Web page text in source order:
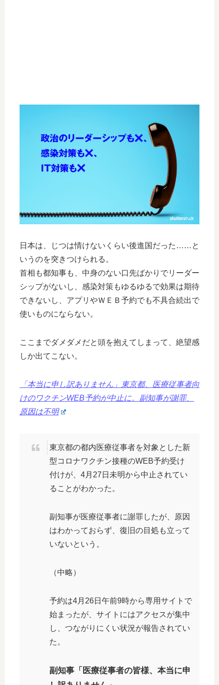
日本は、じつは情けないくらい後進国だった……と
いうのを突きつけられる。
首相も都知事も、中身のない口先ばかりでリーダー
シップがないし、感染対策もゆるゆるで効果は期待
できないし、アプリやＷＥＢ予約でも不具合続出で
使いものにならない。
ここまでダメダメだと頭を抱えてしまって、絶望感
しか出てこない。
「本当に申し訳ありません」東京都、医療従事者向
けのワクチンWEB予約が中止に。副知事が謝罪、
原因は不明
東京都の都内医療従事者を対象とした新
型コロナワクチン接種のWEB予約受け
付けが、4月27日未明から中止されてい
ることがわかった。
副知事が医療従事者に謝罪したが、原因
はわかっておらず、復旧の目処も立って
いないという。
（中略）
予約は4月26日午前9時から専用サイトで
始まったが、サイトにはアクセスが集中
し、つながりにくい状況が報告されてい
た。
副知事「医療従事者の皆様、本当に申